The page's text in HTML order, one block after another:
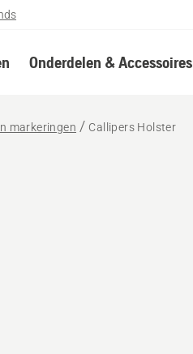
Onderdelen & Accessoires
markeringen Callipers Holster